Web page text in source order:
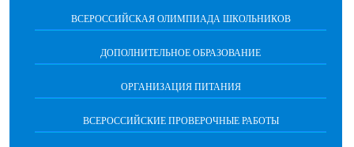
ВСЕРОССИЙСКАЯ ОЛИМПИАДА ШКОЛЬНИКОВ
ДОПОЛНИТЕЛЬНОЕ ОБРАЗОВАНИЕ
ОРГАНИЗАЦИЯ ПИТАНИЯ
ВСЕРОССИЙСКИЕ ПРОВЕРОЧНЫЕ РАБОТЫ